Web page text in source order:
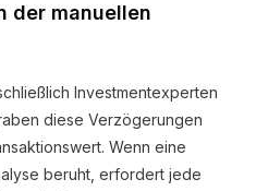
der manuellen
Investmentexperten
diese Verzögerungen
Wenn eine
beruht, erfordert jede